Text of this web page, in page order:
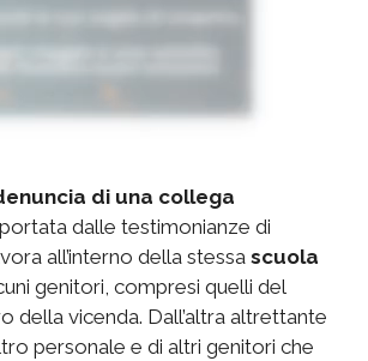
di una collega
dalle testimonianze di
all’interno della stessa scuola
genitori, compresi quelli del
della vicenda. Dall’altra altrettante
personale e di altri genitori che